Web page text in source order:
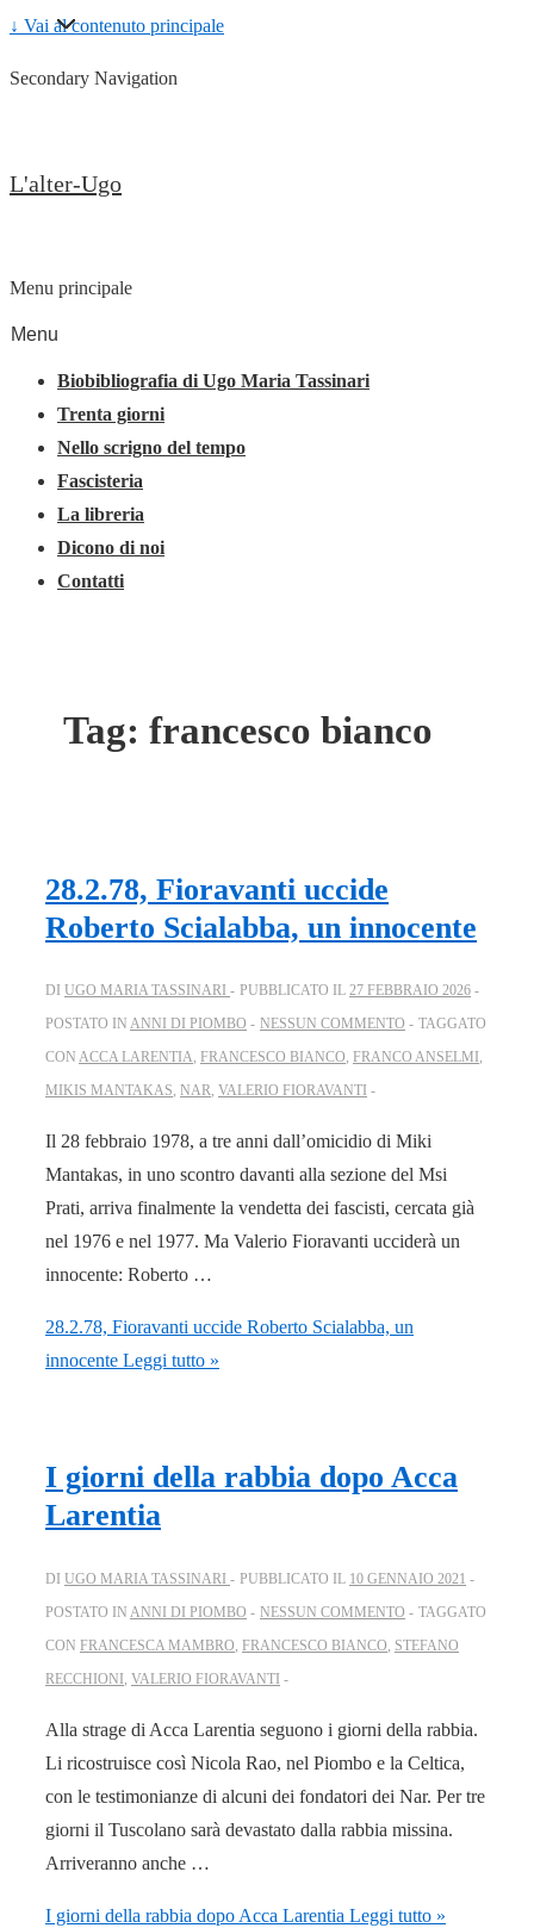
↓ Vai al contenuto principale
Secondary Navigation
L'alter-Ugo
Menu principale
Menu
Biobibliografia di Ugo Maria Tassinari
Trenta giorni
Nello scrigno del tempo
Fascisteria
La libreria
Dicono di noi
Contatti
Tag: francesco bianco
28.2.78, Fioravanti uccide
Roberto Scialabba, un innocente
DI UGO MARIA TASSINARI PUBBLICATO IL 27 FEBBRAIO 2026
POSTATO IN ANNI DI PIOMBO NESSUN COMMENTO
TAGGATO
CON ACCA LARENTIA, FRANCESCO BIANCO, FRANCO ANSELMI ,
MIKIS MANTAKAS, NAR, VALERIO FIORAVANTI
Il 28 febbraio 1978, a tre anni dall’omicidio di Miki
Mantakas, in uno scontro davanti alla sezione del Msi
Prati, arriva finalmente la vendetta dei fascisti, cercata già
nel 1976 e nel 1977. Ma Valerio Fioravanti ucciderà un
innocente: Roberto …
28.2.78, Fioravanti uccide Roberto Scialabba, un
innocente Leggi tutto »
I giorni della rabbia dopo Acca
Larentia
DI UGO MARIA TASSINARI PUBBLICATO IL 10 GENNAIO 2021
POSTATO IN ANNI DI PIOMBO NESSUN COMMENTO
TAGGATO
CON FRANCESCA MAMBRO FRANCESCO BIANCO STEFANO
RECCHIONI VALERIO FIORAVANTI
Alla strage di Acca Larentia seguono i giorni della rabbia.
Li ricostruisce così Nicola Rao, nel Piombo e la Celtica,
con le testimonianze di alcuni dei fondatori dei Nar. Per tre
giorni il Tuscolano sarà devastato dalla rabbia missina.
Arriveranno anche …
I giorni della rabbia dopo Acca Larentia Leggi tutto »